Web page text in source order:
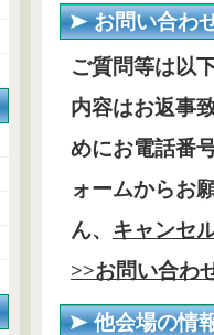
お問い合わ
ご質問等は以
内容はお返事
めにお電話番
ォームからお
ん、 キャンセ
>>お問い合わ
他会場の情